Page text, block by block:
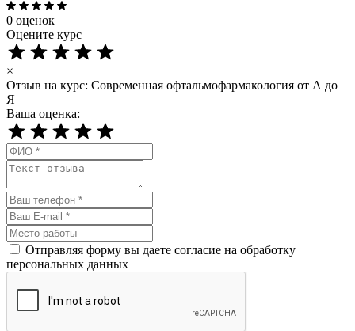
0 оценок
Оцените курс
×
Отзыв на курс: Современная офтальмофармакология от А до
Я
Ваша оценка:
Отправляя форму вы даете согласие на обработку
персональных данных